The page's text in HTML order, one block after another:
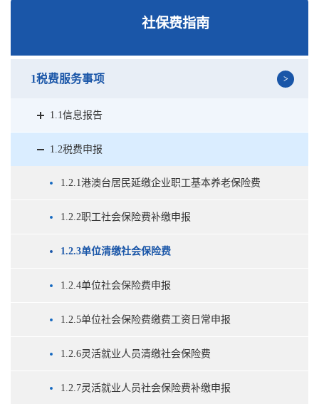
社保费指南
1税费服务事项
1.1信息报告
1.2税费申报
1.2.1港澳台居民延缴企业职工基本养老保险费
1.2.2职工社会保险费补缴申报
1.2.3单位清缴社会保险费
1.2.4单位社会保险费申报
1.2.5单位社会保险费缴费工资日常申报
1.2.6灵活就业人员清缴社会保险费
1.2.7灵活就业人员社会保险费补缴申报